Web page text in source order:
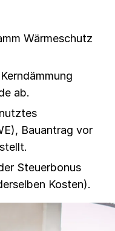
Wärmeschutz
ab.
Bauantrag vor
Steuerbonus
Kosten).